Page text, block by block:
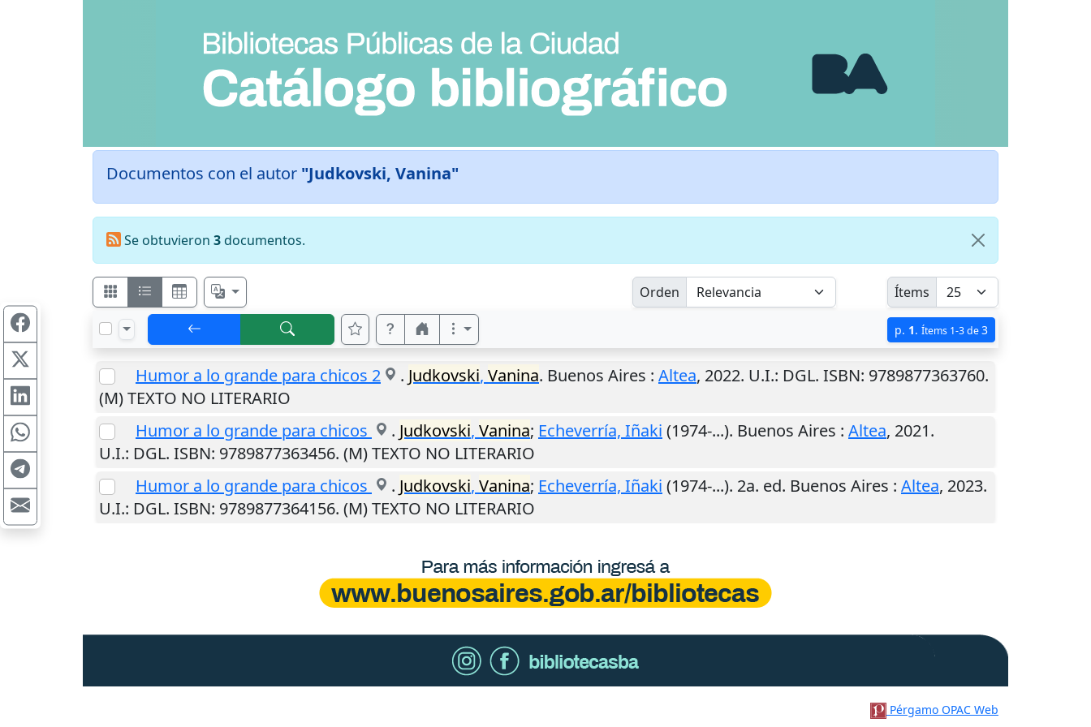
Documentos con el autor "Judkovski, Vanina"
Se obtuvieron 3documentos.
Orden Ítems
p. 1. Ítems 1-3 de3
Humor a lo grande para chicos 2 . Judkovski, Vanina. Buenos Aires : Altea, 2022. U.I.: DGL. ISBN: 9789877363760.
(M) TEXTO NO LITERARIO
Humor a lo grande para chicos
. Judkovski, Vanina; Echeverría, Iñaki (1974-...). Buenos Aires : Altea, 2021.
U.I.: DGL. ISBN: 9789877363456. (M) TEXTO NO LITERARIO
Humor a lo grande para chicos
. Judkovski, Vanina; Echeverría, Iñaki (1974-...). 2a. ed. Buenos Aires : Altea, 2023.
U.I.: DGL. ISBN: 9789877364156. (M) TEXTO NO LITERARIO
Pérgamo OPAC Web